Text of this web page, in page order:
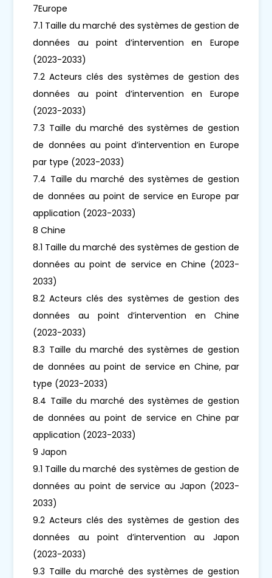
7Europe
7.1 Taille du marché des systèmes de gestion de
données au point d’intervention en Europe
(2023-2033)
7.2 Acteurs clés des systèmes de gestion des
données au point d’intervention en Europe
(2023-2033)
7.3 Taille du marché des systèmes de gestion
de données au point d’intervention en Europe
par type (2023-2033)
7.4 Taille du marché des systèmes de gestion
de données au point de service en Europe par
application (2023-2033)
8 Chine
8.1 Taille du marché des systèmes de gestion de
données au point de service en Chine (2023-
2033)
8.2 Acteurs clés des systèmes de gestion des
données au point d’intervention en Chine
(2023-2033)
8.3 Taille du marché des systèmes de gestion
de données au point de service en Chine, par
type (2023-2033)
8.4 Taille du marché des systèmes de gestion
de données au point de service en Chine par
application (2023-2033)
9 Japon
9.1 Taille du marché des systèmes de gestion de
données au point de service au Japon (2023-
2033)
9.2 Acteurs clés des systèmes de gestion des
données au point d’intervention au Japon
(2023-2033)
9.3 Taille du marché des systèmes de gestion